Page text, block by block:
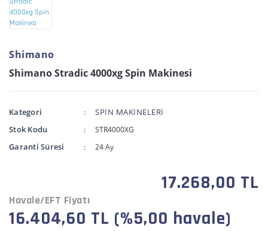
Shimano
Shimano Stradic 4000xg Spin Makinesi
Kategori
SPİN MAKİNELERİ
Stok Kodu
STR4000XG
Garanti Süresi 24 Ay
17.268,00 TL
Havale/EFT Fiyatı
16.404,60 TL (%5,00 havale)